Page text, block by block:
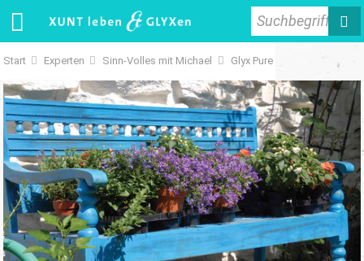
Suchbegriff
Start Experten Sinn-Volles mit Michael Glyx Pure